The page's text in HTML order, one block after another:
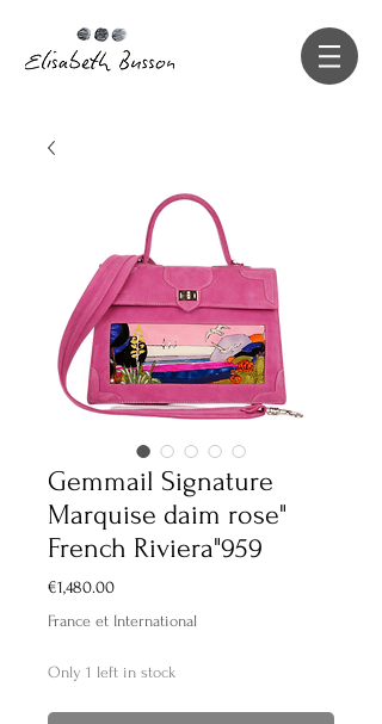
Gemmail Signature
Marquise daim rose"
French Riviera"959
€1,480.00Price
France et International
Only 1 left in stock